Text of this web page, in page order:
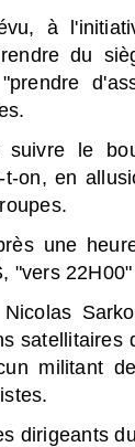
à
du
suivre le
t-on, en
une
"vers
satellitaires
militant
dirigeants